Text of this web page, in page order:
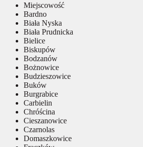
Miejscowość
Bardno
Biała Nyska
Biała Prudnicka
Bielice
Biskupów
Bodzanów
Bożnowice
Budzieszowice
Buków
Burgrabice
Carbielin
Chróścina
Cieszanowice
Czarnolas
Domaszkowice